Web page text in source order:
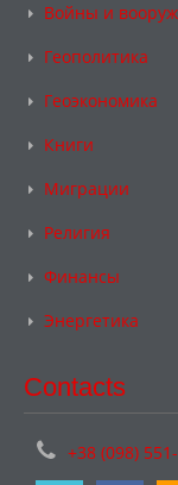
Войны и
Геополитика
Геоэкономика
Книги
Миграции
Религия
Финансы
Энергетика
Contacts
+38 (098)